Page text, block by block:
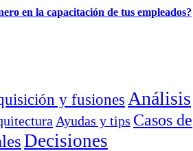
en la capacitación de tus empleados?
y fusionesAnálisis
Ayudas y tips Casos de
Decisiones